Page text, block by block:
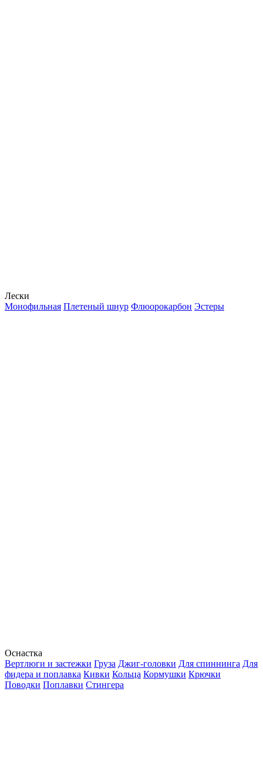
Лески
Монофильная Плетеный шнур Флюорокарбон Эстеры
Оснастка
Вертлюги и застежки Груза Джиг-головки Для спиннинга Для
фидера и поплавка Кивки Кольца Кормушки Крючки
Поводки Поплавки Стингера